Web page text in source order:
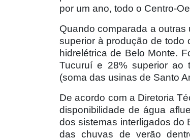
por um ano, todo o Centro-
Quando comparada a
superior à produção de todo
hidrelétrica de Belo Monte.
Tucuruí e 28% superior ao
(soma das usinas de Santo
De acordo com a Diretoria
disponibilidade de água
dos sistemas interligados do
das chuvas de verão